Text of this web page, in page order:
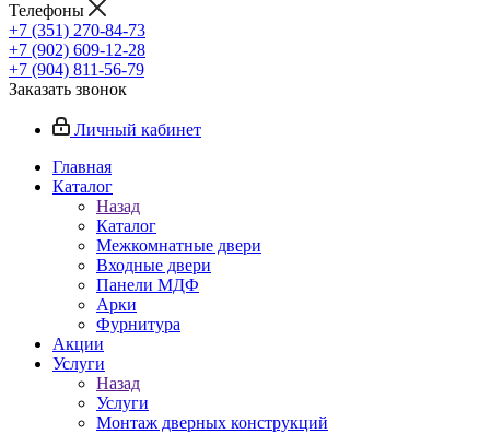
Телефоны
+7 (351) 270-84-73
+7 (902) 609-12-28
+7 (904) 811-56-79
Заказать звонок
Личный кабинет
Главная
Каталог
Назад
Каталог
Межкомнатные двери
Входные двери
Панели МДФ
Арки
Фурнитура
Акции
Услуги
Назад
Услуги
Монтаж дверных конструкций